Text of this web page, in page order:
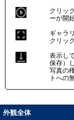
クリッ
ーが開
ギャラ
クリッ
表示し
保存）
写真の
トへの
外観全体